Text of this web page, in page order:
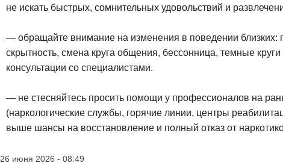
не искать быстрых, сомнительных удовольствий и
— обращайте внимание на изменения в поведении
скрытность, смена круга общения, бессонница, темные
консультации со специалистами.
— не стесняйтесь просить помощи у профессионалов на
(наркологические службы, горячие линии, центры
выше шансы на восстановление и полный отказ от
26 июня 2026 - 08:49